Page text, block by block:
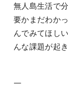
無人島生活で
要かまだわか
んでみてほし
んな課題が起
—